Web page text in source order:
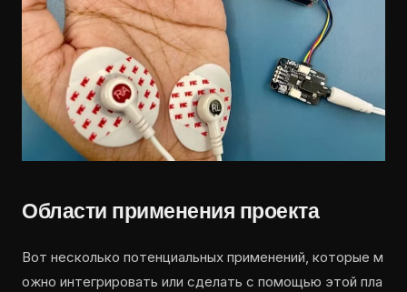
Области применения проекта
Вот несколько потенциальных применений, которые м
ожно интегрировать или сделать с помощью этой пла